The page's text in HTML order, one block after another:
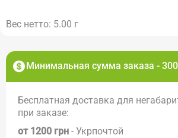
Минимальная сумма заказа - 300
Бесплатная доставка для
при заказе:
от 1200 грн - Укрпочтой
Вес нетто: 5.00 г